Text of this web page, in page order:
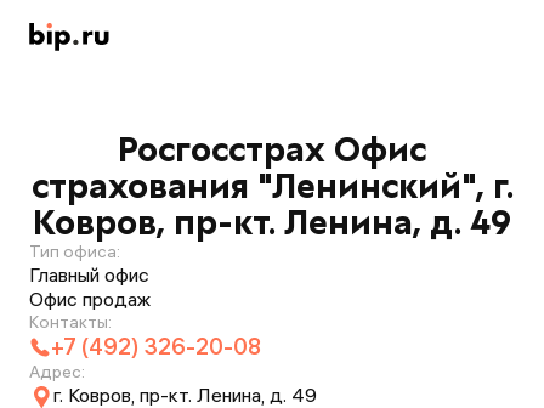
Росгосстрах Офис
страхования "Ленинский", г.
Ковров, пр-кт. Ленина, д. 49
Тип офиса:
Главный офис
Офис продаж
Контакты:
+7 (492) 326-20-08
Адрес:
г. Ковров, пр-кт. Ленина, д. 49